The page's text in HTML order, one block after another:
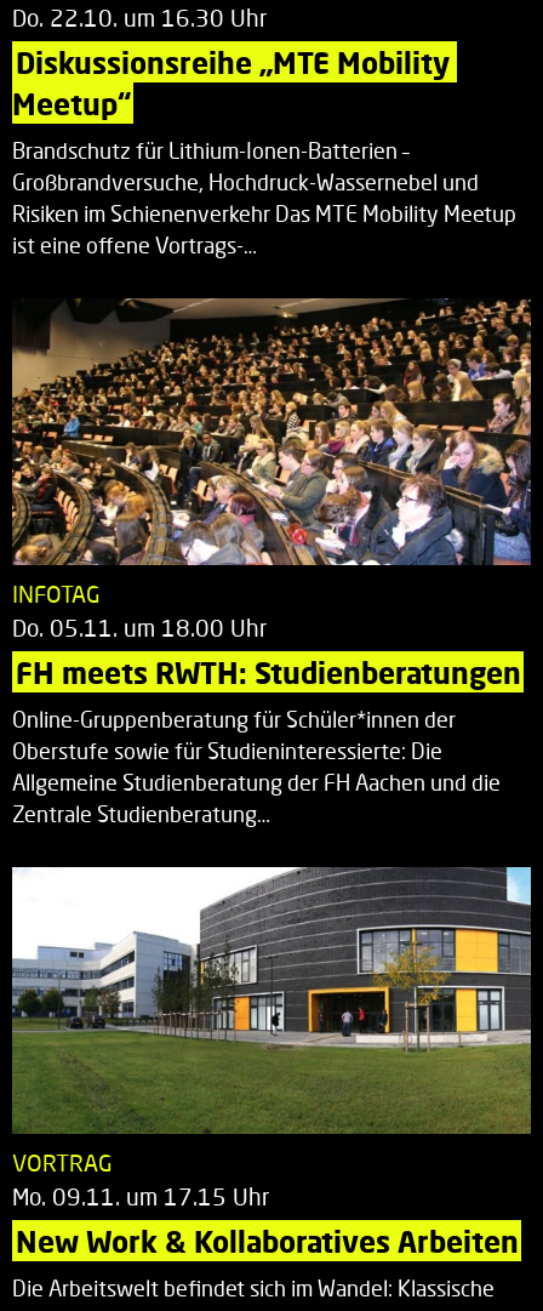
Do. 22.10. um 16.30 Uhr
Diskussionsreihe „MTE Mobility
Meetup“
Brandschutz für Lithium-Ionen-Batterien –
Großbrandversuche, Hochdruck-Wassernebel und
Risiken im Schienenverkehr Das MTE Mobility Meetup
ist eine offene Vortrags-…
INFOTAG
Do. 05.11. um 18.00 Uhr
FH meets RWTH: Studienberatungen
Online-Gruppenberatung für Schüler*innen der
Oberstufe sowie für Studieninteressierte: Die
Allgemeine Studienberatung der FH Aachen und die
Zentrale Studienberatung…
VORTRAG
Mo. 09.11. um 17.15 Uhr
New Work & Kollaboratives Arbeiten
Die Arbeitswelt befindet sich im Wandel: Klassische